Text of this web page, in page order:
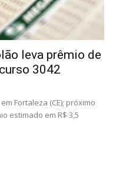
leva prêmio de
3042
Fortaleza (CE); próximo
estimado em R$ 3,5